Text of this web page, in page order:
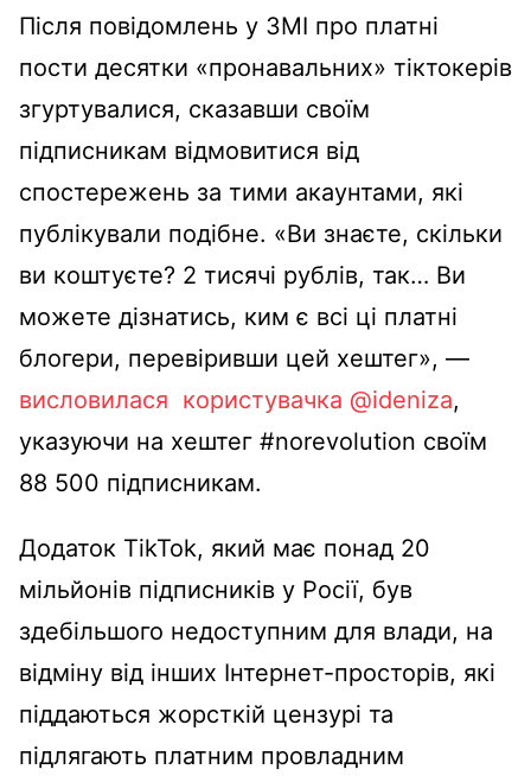
Після повідомлень у ЗМІ про платні
пости десятки «пронавальних» тіктокерів
згуртувалися, сказавши своїм
підписникам відмовитися від
спостережень за тими акаунтами, які
публікували подібне. «Ви знаєте, скільки
ви коштуєте? 2 тисячі рублів, так… Ви
можете дізнатись, ким є всі ці платні
блогери, перевіривши цей хештег», —
висловилася користувачка @ideniza,
указуючи на хештег #norevolution своїм
88 500 підписникам.
Додаток TikTok, який має понад 20
мільйонів підписників у Росії, був
здебільшого недоступним для влади, на
відміну від інших Інтернет-просторів, які
піддаються жорсткій цензурі та
підлягають платним провладним